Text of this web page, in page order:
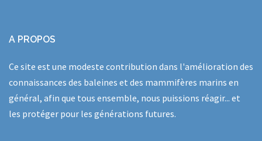
A PROPOS
Ce site est une modeste contribution dans l'amélioration des
connaissances des baleines et des mammifères marins en
général, afin que tous ensemble, nous puissions réagir... et
les protéger pour les générations futures.